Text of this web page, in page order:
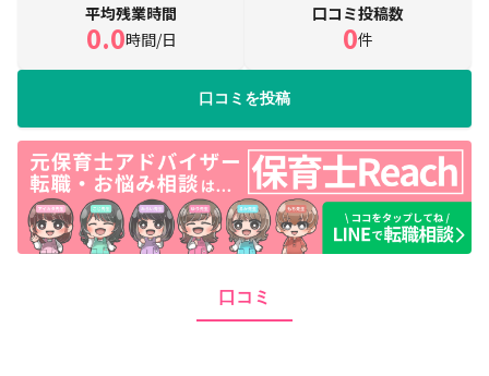
平均残業時間
0.0時間/日
口コミ投稿数
0件
口コミを投稿
口コミ